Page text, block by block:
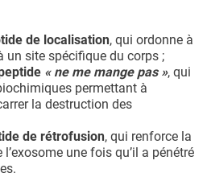
de localisation, qui ordonne à
un site spécifique du corps ;
« ne me mange pas », qui
permettant à
la destruction des
de rétrofusion, qui renforce la
une fois qu’il a pénétré